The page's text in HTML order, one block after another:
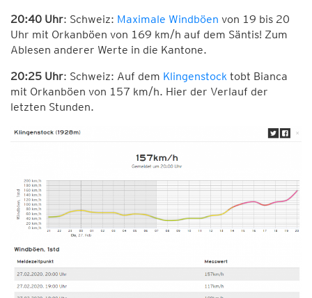
20:40 Uhr: Schweiz: Maximale Windböen von 19 bis 20
Uhr mit Orkanböen von 169 km/h auf dem Säntis! Zum
Ablesen anderer Werte in die Kantone.
20:25 Uhr: Schweiz: Auf dem Klingenstock tobt Bianca
mit Orkanböen von 157 km/h. Hier der Verlauf der
letzten Stunden.